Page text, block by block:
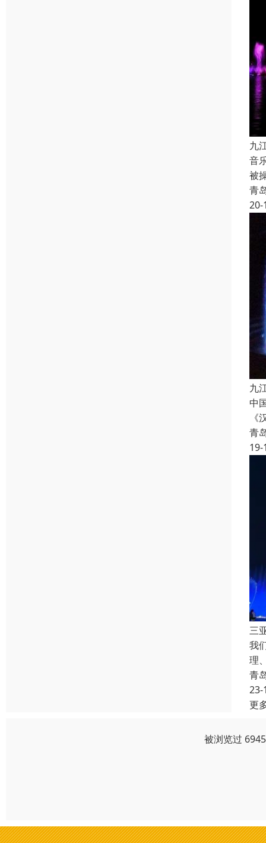
九
音
被
青
20-
九
中
青
19-
三
我
理
青
23-
更
被浏览过